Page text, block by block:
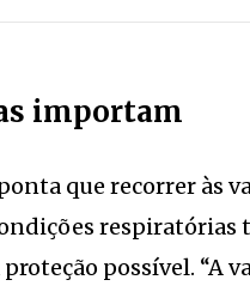
importam
que recorrer às
respiratórias
possível. “A